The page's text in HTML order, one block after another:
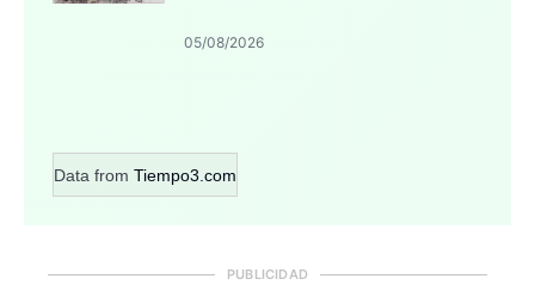
05/08/2026
Data from Tiempo3.com
PUBLICIDAD